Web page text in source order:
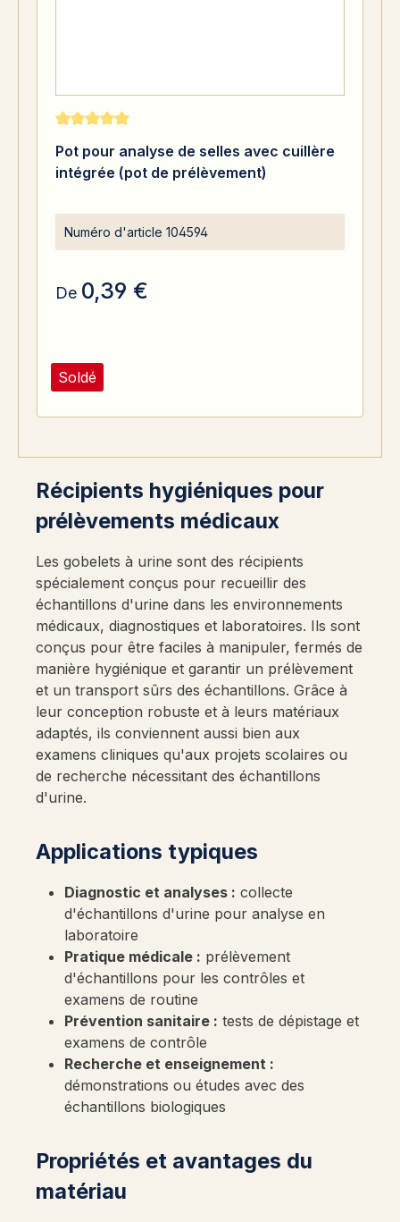
Soldé
Pot pour analyse de selles avec cuillère
intégrée (pot de prélèvement)
Numéro d'article 104594
De 0,39 €
Récipients hygiéniques pour
prélèvements médicaux
Les gobelets à urine sont des récipients
spécialement conçus pour recueillir des
échantillons d'urine dans les environnements
médicaux, diagnostiques et laboratoires. Ils sont
conçus pour être faciles à manipuler, fermés de
manière hygiénique et garantir un prélèvement
et un transport sûrs des échantillons. Grâce à
leur conception robuste et à leurs matériaux
adaptés, ils conviennent aussi bien aux
examens cliniques qu'aux projets scolaires ou
de recherche nécessitant des échantillons
d'urine.
Applications typiques
Diagnostic et analyses : collecte
d'échantillons d'urine pour analyse en
laboratoire
Pratique médicale : prélèvement
d'échantillons pour les contrôles et
examens de routine
Prévention sanitaire : tests de dépistage et
examens de contrôle
Recherche et enseignement :
démonstrations ou études avec des
échantillons biologiques
Propriétés et avantages du
matériau